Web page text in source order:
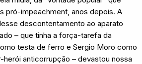
pró-impeachment, anos depois. A
descontentamento ao aparato
– que tinha a força-tarefa da
testa de ferro e Sergio Moro como
anticorrupção – devastou nossa